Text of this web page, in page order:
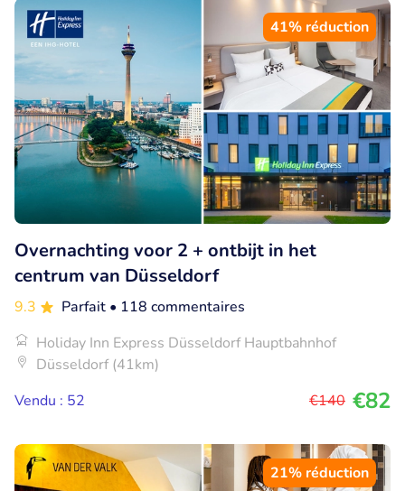
41% réduction
Overnachting voor 2 + ontbijt in het
centrum van Düsseldorf
9.3 Parfait • 118 commentaires
Holiday Inn Express Düsseldorf Hauptbahnhof
Düsseldorf (41km)
Vendu : 52
€140 €82
21% réduction